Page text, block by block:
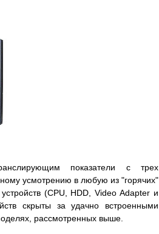
показатели с трех
усмотрению в любую из "горячих"
(CPU, HDD, Video Adapter и
скрыты за удачно встроенными
рассмотренных выше.